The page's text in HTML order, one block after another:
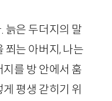
늙은 두더지의 말
쬐는 아버지, 나는
를 방 안에서 훔
평생 갇히기 위